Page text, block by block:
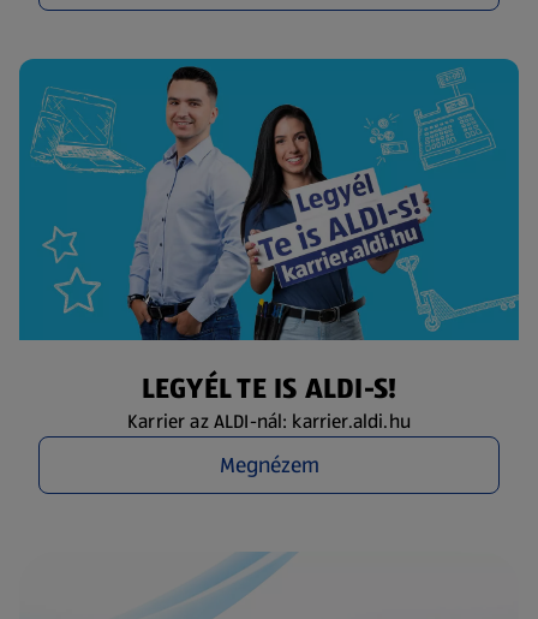
LEGYÉL TE IS ALDI-S!
Karrier az ALDI-nál: karrier.aldi.hu
Megnézem